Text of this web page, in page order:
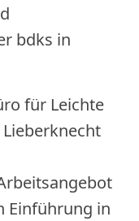
bdks in
für Leichte
Einführung in